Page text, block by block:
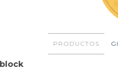
PRODUCTOS